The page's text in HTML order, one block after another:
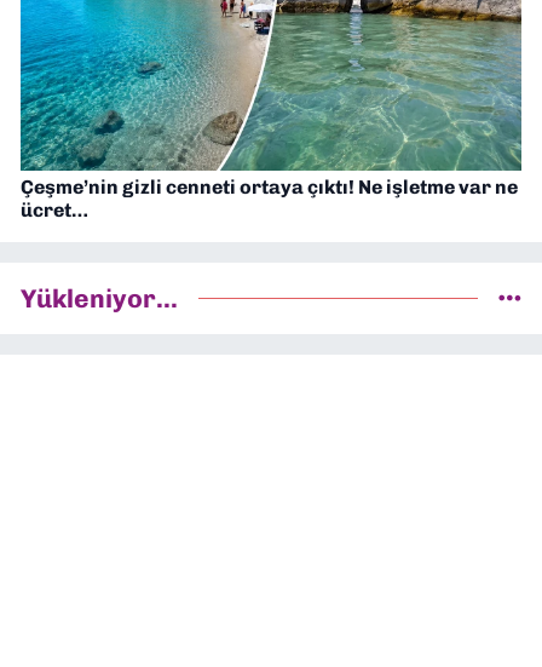
Çeşme’nin gizli cenneti ortaya çıktı! Ne işletme var ne
ücret…
Yükleniyor...